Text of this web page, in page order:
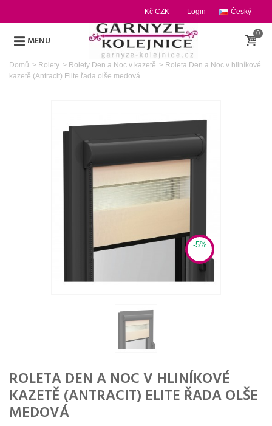
Český
Login
Kč CZK
MENU
0
Domů > Rolety > Rolety Den a Noc v kazetě > Roleta Den a Noc v hliníkové
kazetě (Antracit) Elite řada olše medová
-5%
ROLETA DEN A NOC V HLINÍKOVÉ
KAZETĚ (ANTRACIT) ELITE ŘADA OLŠE
MEDOVÁ